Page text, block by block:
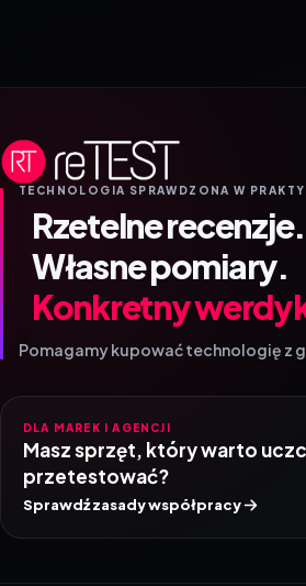
TECHNOLOGIA SPRAWDZONA W
Rzetelne recenzje.
Własne pomiary.
Konkretny
Pomagamy kupować technologię z
DLA MAREK I AGENCJI
Masz sprzęt, który warto
przetestować?
Sprawdź zasady współpracy